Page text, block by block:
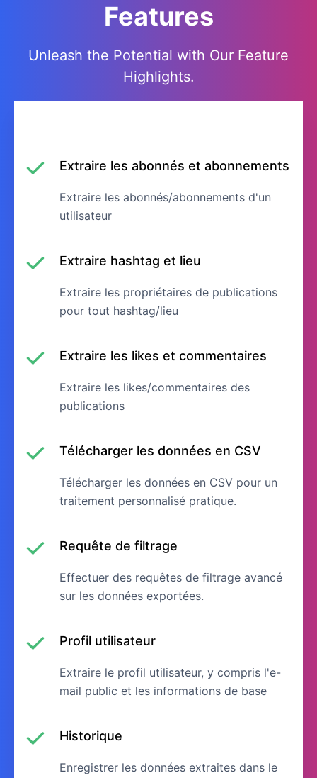
Features
Unleash the Potential with Our Feature
Highlights.
Extraire les abonnés et abonnements
Extraire les abonnés/abonnements d'un
utilisateur
Extraire hashtag et lieu
Extraire les propriétaires de publications
pour tout hashtag/lieu
Extraire les likes et commentaires
Extraire les likes/commentaires des
publications
Télécharger les données en CSV
Télécharger les données en CSV pour un
traitement personnalisé pratique.
Requête de filtrage
Effectuer des requêtes de filtrage avancé
sur les données exportées.
Profil utilisateur
Extraire le profil utilisateur, y compris l'e-
mail public et les informations de base
Historique
Enregistrer les données extraites dans le